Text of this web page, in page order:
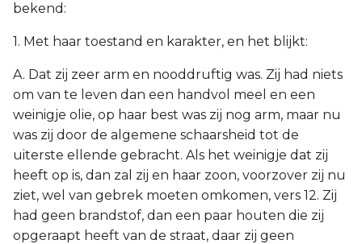
bekend:
1. Met haar toestand en karakter, en het blijkt:
A. Dat zij zeer arm en nooddruftig was. Zij had niets
om van te leven dan een handvol meel en een
weinigje olie, op haar best was zij nog arm, maar nu
was zij door de algemene schaarsheid tot de
uiterste ellende gebracht. Als het weinigje dat zij
heeft op is, dan zal zij en haar zoon, voorzover zij nu
ziet, wel van gebrek moeten omkomen, vers 12. Zij
had geen brandstof, dan een paar houten die zij
opgeraapt heeft van de straat, daar zij geen